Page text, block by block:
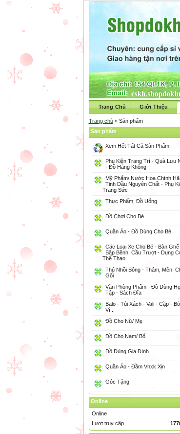
Trang Chủ Giới Thiệu
Trang chủ» Sản phẩm
Sản phẩm
Xem Hết Tất Cả Sản Phẩm
Phụ Kiện Trang Trí - Quà Lưu
- Đồ Hàng Không
Mỹ Phẩm/ Nước Hoa Chính
Tinh Dầu Nguyên Chất - Phụ
Trang Sức
Thực Phẩm, Đồ Uống
Đồ Chơi Cho Bé
Quần Áo - Đồ Dùng Cho Bé
Các Loại Xe Cho Bé - Bàn Ghế
Bập Bênh, Cầu Trượt - Dụng
Thể Thao
Thú Nhồi Bông - Thảm, Mền,
Gối
Văn Phòng Phẩm - Đồ Dùng
Tập - Sách Đĩa
Balo - Túi Xách - Vali - Cặp -
Ví...
Đồ Cho Nữ/ Mẹ
Đồ Cho Nam/ Bố
Đồ Dùng Gia Đình
Quần Áo - Đầm Vnxk Xịn
Góc Tặng
Online
Online
Lượt truy cập